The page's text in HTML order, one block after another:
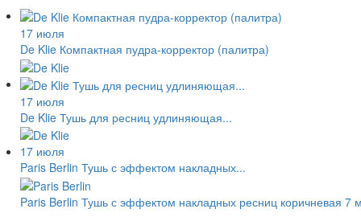
17 июля
De Klie Компактная пудра-корректор (палитра)
17 июля
De Klie Тушь для ресниц удлиняющая...
17 июля
Paris Berlin Тушь с эффектом накладных...
Paris Berlin Тушь с эффектом накладных ресниц коричневая 7